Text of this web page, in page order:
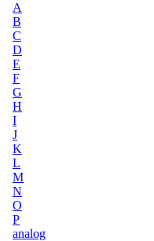
A
B
C
D
E
F
G
H
I
J
K
L
M
N
O
P
analog